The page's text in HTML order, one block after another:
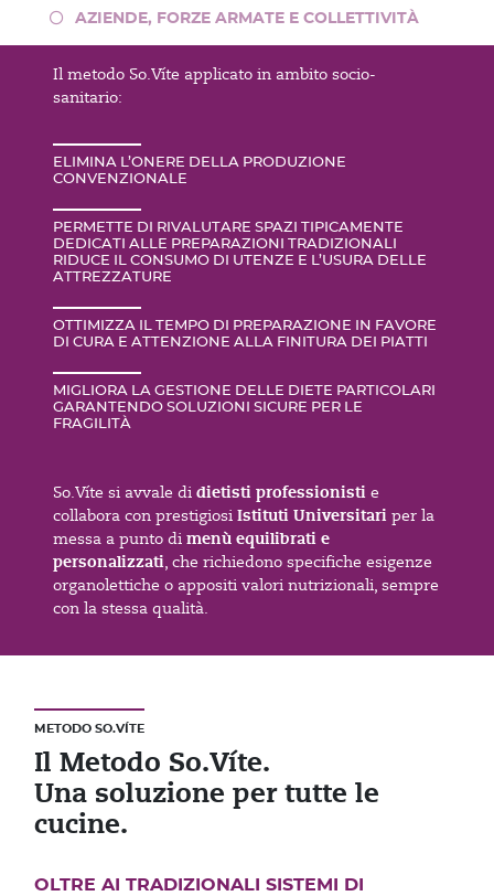
AZIENDE, FORZE ARMATE E COLLETTIVITÀ
Il metodo So.Víte applicato in ambito socio-
sanitario:
ELIMINA L’ONERE DELLA PRODUZIONE
CONVENZIONALE
PERMETTE DI RIVALUTARE SPAZI TIPICAMENTE
DEDICATI ALLE PREPARAZIONI TRADIZIONALI
RIDUCE IL CONSUMO DI UTENZE E L’USURA DELLE
ATTREZZATURE
OTTIMIZZA IL TEMPO DI PREPARAZIONE IN FAVORE
DI CURA E ATTENZIONE ALLA FINITURA DEI PIATTI
MIGLIORA LA GESTIONE DELLE DIETE PARTICOLARI
GARANTENDO SOLUZIONI SICURE PER LE
FRAGILITÀ
So.Víte si avvale di dietisti professionisti e
collabora con prestigiosi Istituti Universitari per la
messa a punto di menù equilibrati e
personalizzati, che richiedono specifiche esigenze
organolettiche o appositi valori nutrizionali, sempre
con la stessa qualità.
METODO SO.VÍTE
Il Metodo So.Víte.
Una soluzione per tutte le
cucine.
OLTRE AI TRADIZIONALI SISTEMI DI